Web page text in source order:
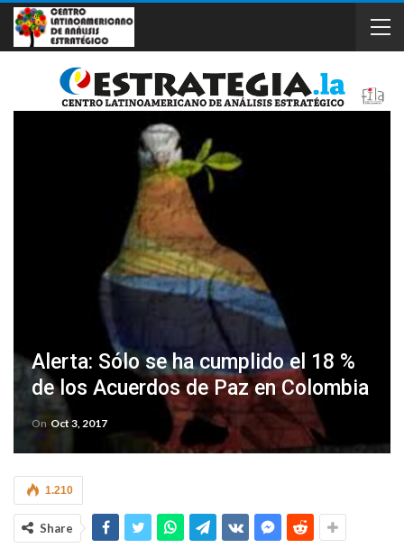
Alerta: Sólo se ha cumplido el 18 %
de los Acuerdos de Paz en Colombia
On Oct 3, 2017
1.210
Share